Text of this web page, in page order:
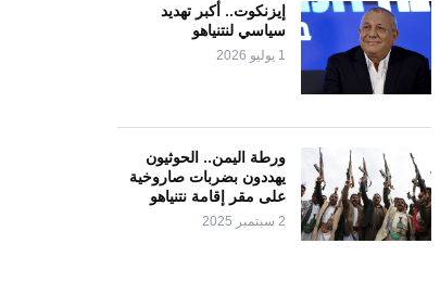
إيزنكوت.. أكبر تهديد
سياسي لنتنياهو
1 يوليو 2026
ورطة اليمن.. الحوثيون
يهددون بضربات صاروخية
على مقر إقامة نتنياهو
2 سبتمبر 2025